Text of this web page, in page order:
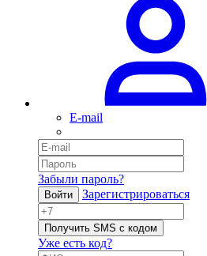
E-mail
Забыли пароль?
Войти Зарегистрироваться
Получить SMS с кодом
Уже есть код?